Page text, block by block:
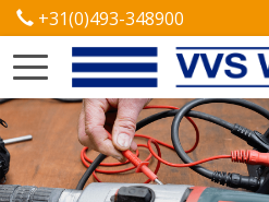
+31(0)493-348900